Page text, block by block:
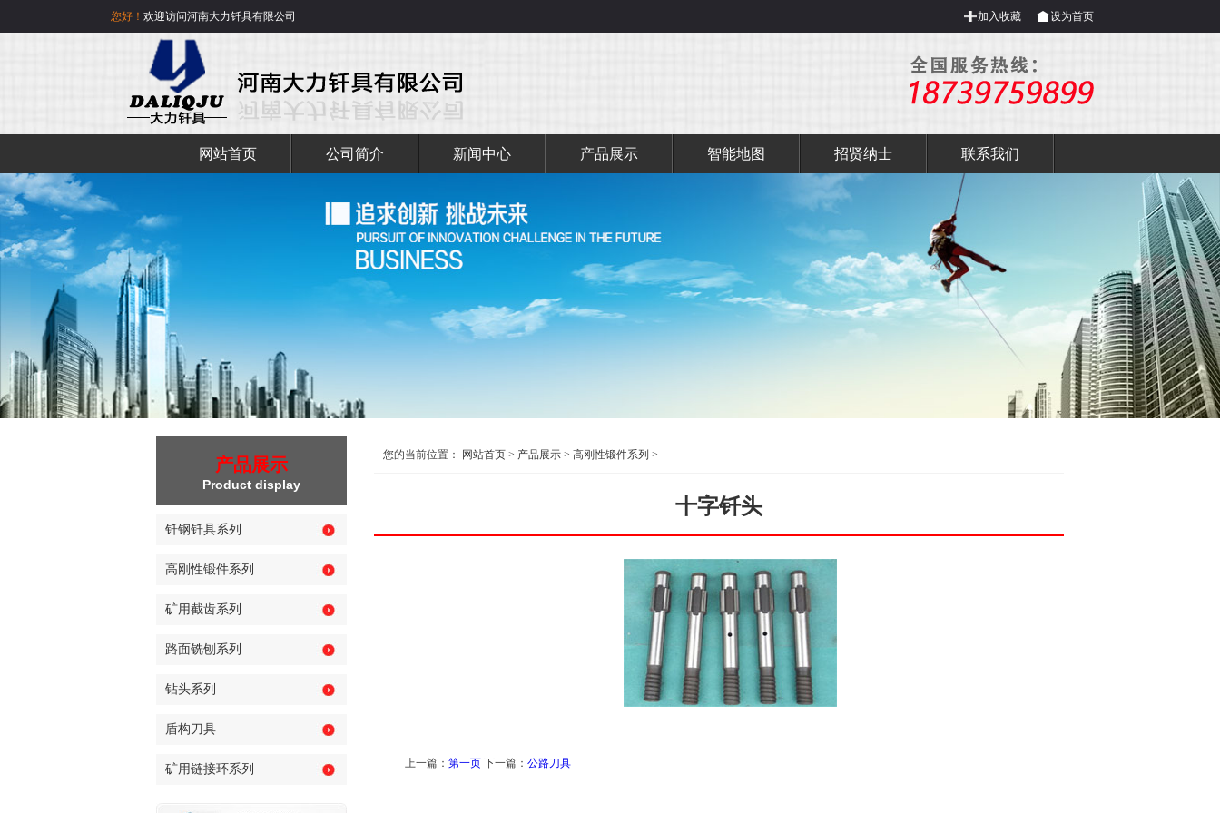
您好！ 欢迎访问河南大力钎具有限公司 设为首页
加入收藏
网站首页 公司简介 新闻中心 产品展示 智能地图 招贤纳士 联系我们
产品展示
Product display
钎钢钎具系列
高刚性锻件系列
矿用截齿系列
路面铣刨系列
钻头系列
盾构刀具
矿用链接环系列
您的当前位置： 网站首页 > 产品展示 > 高刚性锻件系列 >
十字钎头
上一篇： 第一页 下一篇： 公路刀具